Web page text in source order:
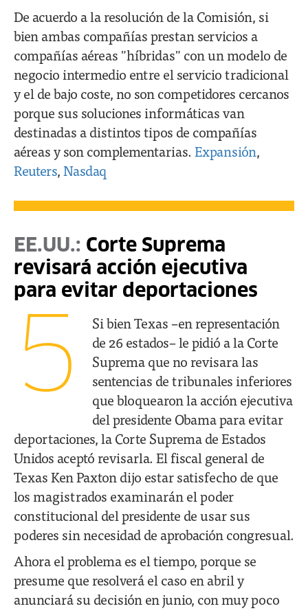
De acuerdo a la resolución de la Comisión, si
bien ambas compañías prestan servicios a
compañías aéreas "híbridas" con un modelo de
negocio intermedio entre el servicio tradicional
y el de bajo coste, no son competidores cercanos
porque sus soluciones informáticas van
destinadas a distintos tipos de compañías
aéreas y son complementarias. Expansión,
Reuters,Nasdaq
EE.UU.: Corte Suprema
revisará acción ejecutiva
para evitar deportaciones
5
Si bien Texas –en representación
de 26 estados– le pidió a la Corte
Suprema que no revisara las
sentencias de tribunales inferiores
que bloquearon la acción ejecutiva
del presidente Obama para evitar
deportaciones, la Corte Suprema de Estados
Unidos aceptó revisarla. El fiscal general de
Texas Ken Paxton dijo estar satisfecho de que
los magistrados examinarán el poder
constitucional del presidente de usar sus
poderes sin necesidad de aprobación congresual.
Ahora el problema es el tiempo, porque se
presume que resolverá el caso en abril y
anunciará su decisión en junio, con muy poco